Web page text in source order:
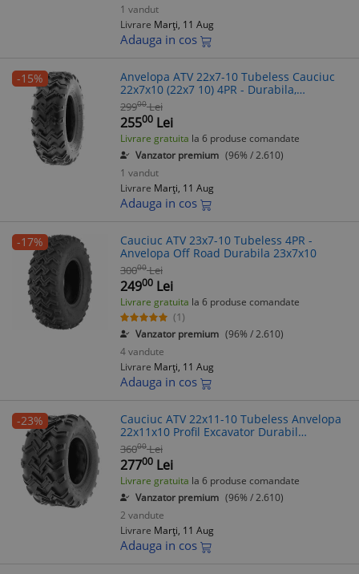
1 vandut
Livrare Marți, 11 Aug
Adauga in cos
-15%
Anvelopa ATV 22x7-10 Tubeless Cauciuc
22x7x10 (22x7 10) 4PR - Durabila,
Aderenta Excelenta
29900 Lei
25500 Lei
Livrare gratuita la 6 produse comandate
Vanzator premium (96% / 2.610)
1 vandut
Livrare Marți, 11 Aug
Adauga in cos
-17%
Cauciuc ATV 23x7-10 Tubeless 4PR -
Anvelopa Off Road Durabila 23x7x10
30000 Lei
24900 Lei
Livrare gratuita la 6 produse comandate
(1)
Vanzator premium (96% / 2.610)
4 vandute
Livrare Marți, 11 Aug
Adauga in cos
-23%
Cauciuc ATV 22x11-10 Tubeless Anvelopa
22x11x10 Profil Excavator Durabil
Aderenta Maxima Compatibil ATV
36000 Lei
27700 Lei
Livrare gratuita la 6 produse comandate
Vanzator premium (96% / 2.610)
2 vandute
Livrare Marți, 11 Aug
Adauga in cos